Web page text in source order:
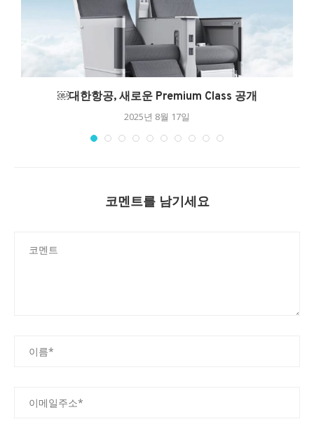
￼대한항공, 새로운 Premium Class 공개
2025년 8월 17일
코멘트를 남기세요